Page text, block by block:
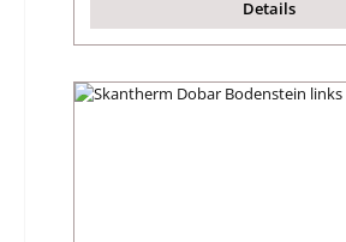
Details